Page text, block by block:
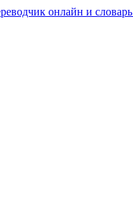
онлайн и словарь